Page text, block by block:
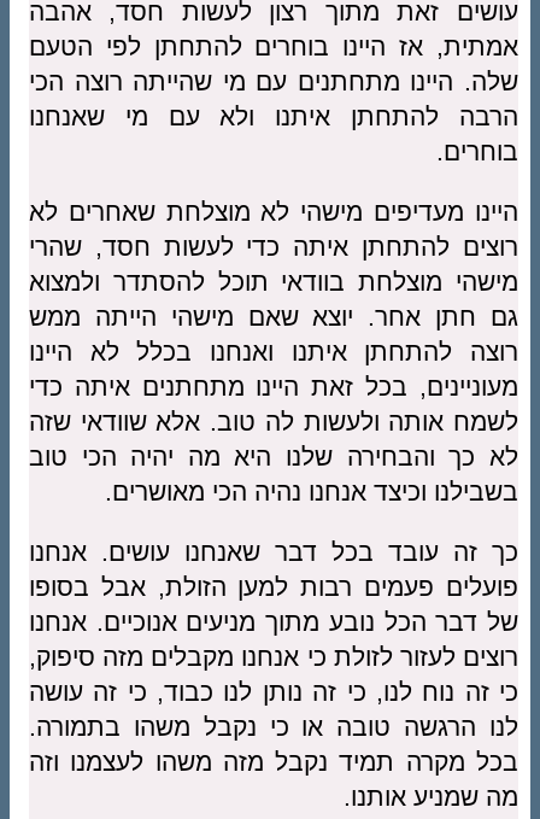
עושים זאת מתוך רצון לעשות חסד, אהבה
אמתית, אז היינו בוחרים להתחתן לפי הטעם
שלה. היינו מתחתנים עם מי שהייתה רוצה הכי
הרבה להתחתן איתנו ולא עם מי שאנחנו
בוחרים.
היינו מעדיפים מישהי לא מוצלחת שאחרים לא
רוצים להתחתן איתה כדי לעשות חסד, שהרי
מישהי מוצלחת בוודאי תוכל להסתדר ולמצוא
גם חתן אחר. יוצא שאם מישהי הייתה ממש
רוצה להתחתן איתנו ואנחנו בכלל לא היינו
מעוניינים, בכל זאת היינו מתחתנים איתה כדי
לשמח אותה ולעשות לה טוב. אלא שוודאי שזה
לא כך והבחירה שלנו היא מה יהיה הכי טוב
בשבילנו וכיצד אנחנו נהיה הכי מאושרים.
כך זה עובד בכל דבר שאנחנו עושים. אנחנו
פועלים פעמים רבות למען הזולת, אבל בסופו
של דבר הכל נובע מתוך מניעים אנוכיים. אנחנו
רוצים לעזור לזולת כי אנחנו מקבלים מזה סיפוק,
כי זה נוח לנו, כי זה נותן לנו כבוד, כי זה עושה
לנו הרגשה טובה או כי נקבל משהו בתמורה.
בכל מקרה תמיד נקבל מזה משהו לעצמנו וזה
מה שמניע אותנו.